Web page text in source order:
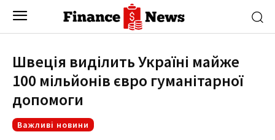
Швеція виділить Україні майже
100 мільйонів євро гуманітарної
допомоги
Важливі новини